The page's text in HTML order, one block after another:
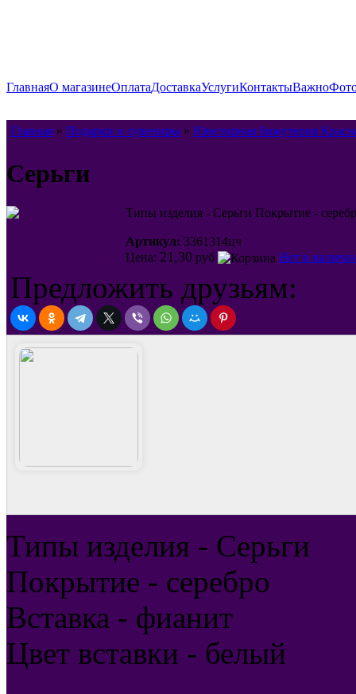
ГлавнаяО магазинеОплатаДоставкаУслугиКонтактыВажно
Главная » Подарки и сувениры » Ювелирная бижутерия
Серьги
Типы изделия - Серьги Покрытие -
Артикул: 3361314цч
Цена: 21,30 руб Нет в
Предложить друзьям:
Типы изделия - Серьги
Покрытие - серебро
Вставка - фианит
Цвет вставки - белый